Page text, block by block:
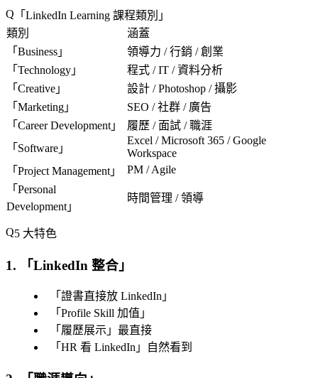
「 LinkedIn Learning 課程類別 」
類別
涵蓋
「 Business 」
領導力 / 行銷 / 創業
「 Technology 」
程式 / IT / 資料分析
「 Creative 」
設計 / Photoshop / 攝影
「 Marketing 」
SEO / 社群 / 廣告
「 Career Development 」
履歷 / 面試 / 職涯
「 Software 」
Excel / Microsoft 365 / Google
Workspace
「 Project Management 」
PM / Agile
「 Personal
Development 」
時間管理 / 領導
5 大特色
1. 「LinkedIn 整合 」
「 證書直接放 LinkedIn 」
「 Profile Skill 加值 」
「 履歷展示 」最直接
「 HR 看 LinkedIn 」自然看到